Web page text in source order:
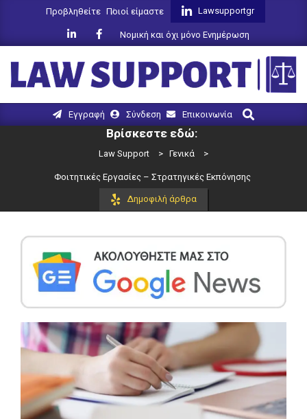
Προβληθείτε Ποιοί είμαστε Lawsupportgr
Νομική και όχι μόνο Ενημέρωση
LAW
SUPPORT
Navigation
Εγγραφή Σύνδεση Επικοινωνία
Search
Βρίσκεστε εδώ:
Law Support > Γενικά >
Φοιτητικές Εργασίες – Στρατηγικές Εκπόνησης
Δημοφιλή άρθρα